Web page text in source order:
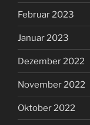
Februar 2023
Januar 2023
Dezember 2022
November 2022
Oktober 2022